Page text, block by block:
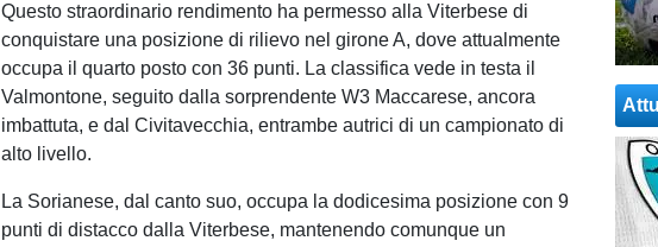
Questo straordinario rendimento ha permesso alla Viterbese di
conquistare una posizione di rilievo nel girone A, dove attualmente
occupa il quarto posto con 36 punti. La classifica vede in testa il
Valmontone, seguito dalla sorprendente W3 Maccarese, ancora
imbattuta, e dal Civitavecchia, entrambe autrici di un campionato di
alto livello.
La Sorianese, dal canto suo, occupa la dodicesima posizione con 9
punti di distacco dalla Viterbese, mantenendo comunque un